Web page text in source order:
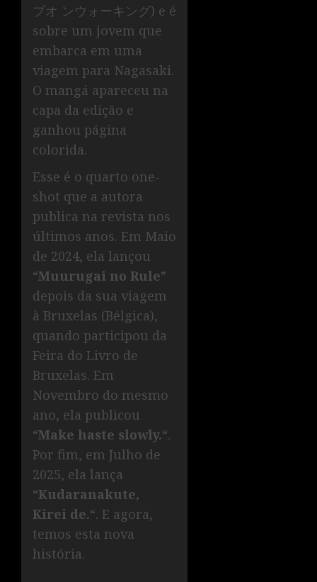
プオ ンウォーキング) e é
sobre um jovem que
embarca em uma
viagem para Nagasaki.
O mangá apareceu na
capa da edição e
ganhou página
colorida.
Esse é o quarto one-
shot que a autora
publica na revista nos
últimos anos. Em Maio
de 2024, ela lançou
“Muurugai no Rule”
depois da sua viagem
à Bruxelas (Bélgica),
quando participou da
Feira do Livro de
Bruxelas. Em
Novembro do mesmo
ano, ela publicou
“Make haste slowly.“.
Por fim, em Julho de
2025, ela lança
“Kudaranakute,
Kirei de.“. E agora,
temos esta nova
história.